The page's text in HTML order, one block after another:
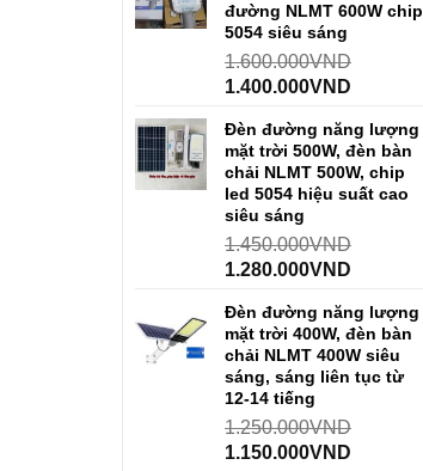
đường NLMT 600W chip
5054 siêu sáng
1.600.000VND
1.400.000VND
Đèn đường năng lượng
mặt trời 500W, đèn bàn
chải NLMT 500W, chip
led 5054 hiệu suất cao
siêu sáng
1.450.000VND
1.280.000VND
Đèn đường năng lượng
mặt trời 400W, đèn bàn
chải NLMT 400W siêu
sáng, sáng liên tục từ
12-14 tiếng
1.250.000VND
1.150.000VND